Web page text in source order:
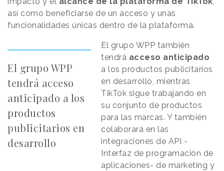
así como beneficiarse de un acceso y unas
funcionalidades únicas dentro de la plataforma.
El grupo WPP
tendrá acceso
anticipado a los
productos
publicitarios en
desarrollo
El grupo WPP también
tendrá acceso anticipado
a los productos publicitarios
en desarrollo, mientras
TikTok sigue trabajando en
su conjunto de productos
para las marcas. Y también
colaborará en las
integraciones de API -
Interfaz de programación de
aplicaciones- de marketing y